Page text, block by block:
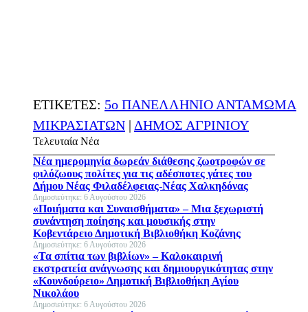
ΕΤΙΚΕΤΕΣ: 5ο ΠΑΝΕΛΛΗΝΙΟ ΑΝΤΑΜΩΜΑ
ΜΙΚΡΑΣΙΑΤΩΝ | ΔΗΜΟΣ ΑΓΡΙΝΙΟΥ
Τελευταία Νέα
Νέα ημερομηνία δωρεάν διάθεσης ζωοτροφών σε
φιλόζωους πολίτες για τις αδέσποτες γάτες του
Δήμου Νέας Φιλαδέλφειας-Νέας Χαλκηδόνας
Δημοσιεύτηκε: 6 Αυγούστου 2026
«Ποιήματα και Συναισθήματα» – Μια ξεχωριστή
συνάντηση ποίησης και μουσικής στην
Κοβεντάρειο Δημοτική Βιβλιοθήκη Κοζάνης
Δημοσιεύτηκε: 6 Αυγούστου 2026
«Τα σπίτια των βιβλίων» – Καλοκαιρινή
εκστρατεία ανάγνωσης και δημιουργικότητας στην
«Κουνδούρειο» Δημοτική Βιβλιοθήκη Αγίου
Νικολάου
Δημοσιεύτηκε: 6 Αυγούστου 2026